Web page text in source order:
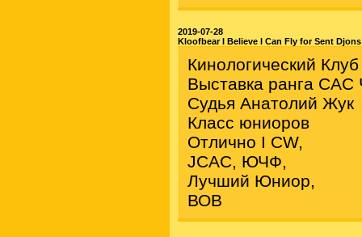
2019-07-28
Kloofbear I Believe I Can Fly for Sent Djons
Кинологический
Выставка ранга
Судья Анатолий Жук
Класс юниоров
Отлично I СW,
JСАC, ЮЧФ,
Лучший Юниор,
ВОВ